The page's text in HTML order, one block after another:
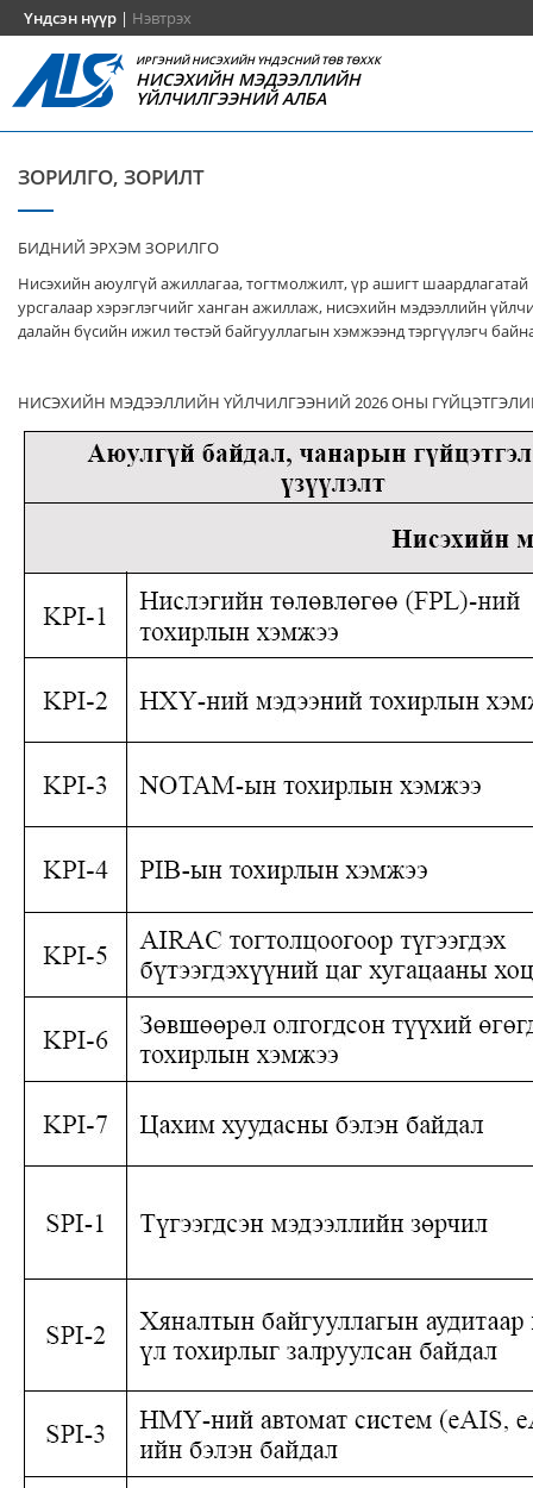
Үндсэн нүүр | Нэвтрэх
ИРГЭНИЙ НИСЭХИЙН ҮНДЭСНИЙ ТӨВ ТӨХХК
НИСЭХИЙН МЭДЭЭЛЛИЙН
ҮЙЛЧИЛГЭЭНИЙ АЛБА
ЗОРИЛГО, ЗОРИЛТ
БИДНИЙ ЭРХЭМ ЗОРИЛГО
Нисэхийн аюулгүй ажиллагаа, тогтмолжилт, үр ашигт шаардлагатай
урсгалаар хэрэглэгчийг ханган ажиллаж, нисэхийн мэдээллийн
далайн бүсийн ижил төстэй байгууллагын хэмжээнд тэргүүлэгч
НИСЭХИЙН МЭДЭЭЛЛИЙН ҮЙЛЧИЛГЭЭНИЙ 2026 ОНЫ